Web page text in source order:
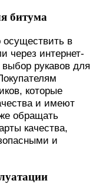
битума
в
через интернет-
рукавов для
которые
и имеют
обращать
качества,
и